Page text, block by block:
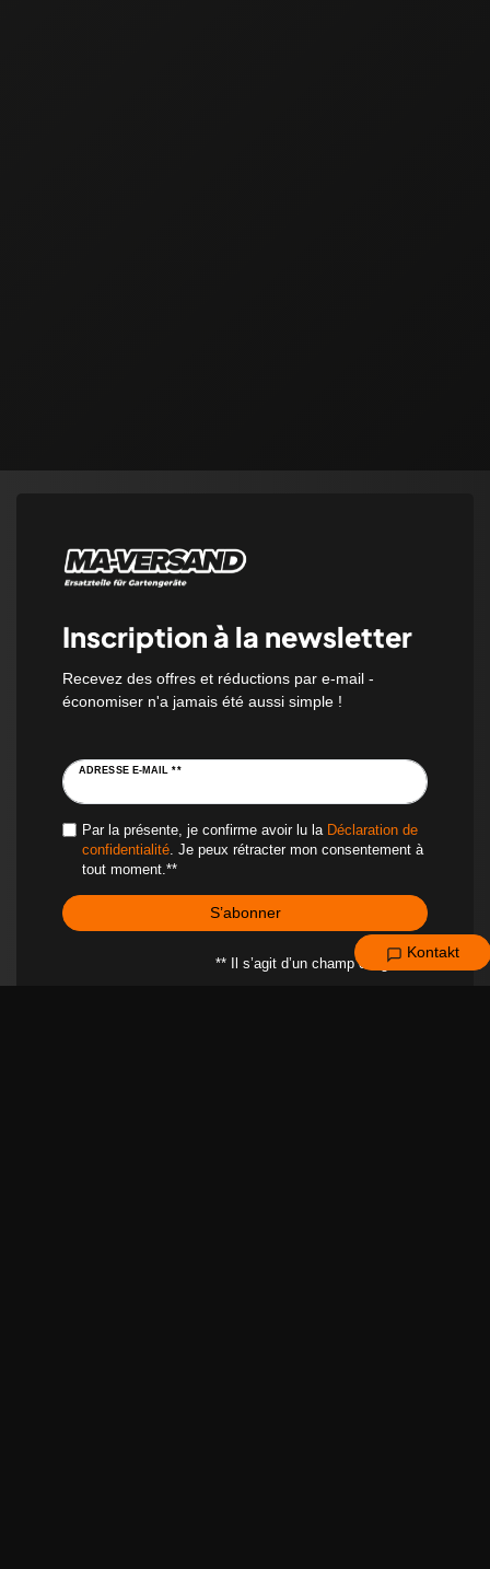
Kontakt
Inscription à la newsletter
Recevez des offres et réductions par e-mail -
économiser n'a jamais été aussi simple !
ADRESSE E-MAIL **
Par la présente, je confirme avoir lu la Déclaration de
confidentialité. Je peux rétracter mon consentement à
tout moment.**
S’abonner
** Il s’agit d’un champ obligatoire.